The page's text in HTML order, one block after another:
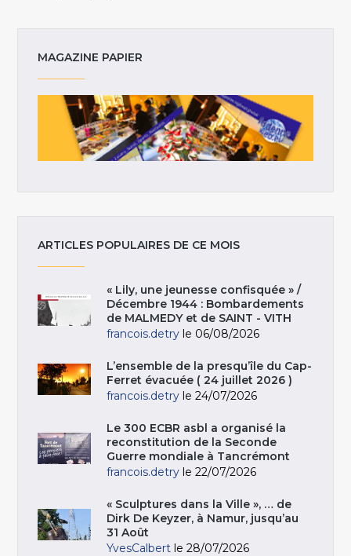
MAGAZINE PAPIER
ARTICLES POPULAIRES DE CE MOIS
« Lily, une jeunesse confisquée » /
Décembre 1944 : Bombardements
de MALMEDY et de SAINT - VITH
francois.detry le 06/08/2026
L’ensemble de la presqu’île du Cap-
Ferret évacuée ( 24 juillet 2026 )
francois.detry le 24/07/2026
Le 300 ECBR asbl a organisé la
reconstitution de la Seconde
Guerre mondiale à Tancrémont
francois.detry le 22/07/2026
« Sculptures dans la Ville », … de
Dirk De Keyzer, à Namur, jusqu’au
31 Août
YvesCalbert le 28/07/2026